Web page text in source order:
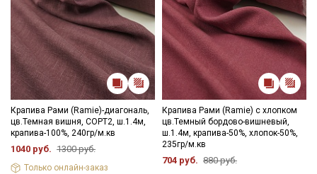
Крапива Рами (Ramie)-диагональ,
цв.Темная вишня, СОРТ2, ш.1.4м,
крапива-100%, 240гр/м.кв
1040 руб. 1300 руб.
Только онлайн-заказ
Крапива Рами (Ramie) с хлопком
цв.Темный бордово-вишневый,
ш.1.4м, крапива-50%, хлопок-50%,
235гр/м.кв
704 руб. 880 руб.